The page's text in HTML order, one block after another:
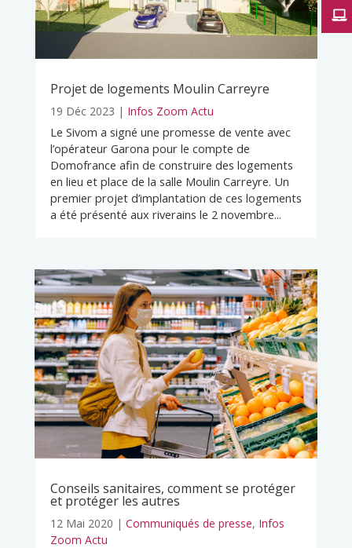
Projet de logements Moulin Carreyre
19 Déc 2023 | Infos Zoom Actu
Le Sivom a signé une promesse de vente avec
l’opérateur Garona pour le compte de
Domofrance afin de construire des logements
en lieu et place de la salle Moulin Carreyre. Un
premier projet d’implantation de ces logements
a été présenté aux riverains le 2 novembre...
Conseils sanitaires, comment se protéger
et protéger les autres
12 Mai 2020 | Communiqués de presse, Infos
Zoom Actu